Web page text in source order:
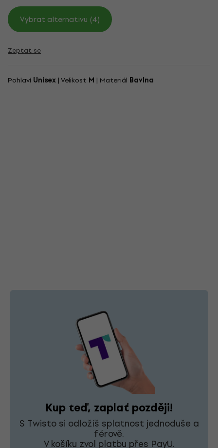
Vybrat alternativu (4)
Zeptat se
Pohlaví Unisex | Velikost M | Materiál Bavlna
Kup teď, zaplať později!
S Twisto si odložíš splatnost jednoduše a
férově.
V košíku zvol platbu přes PayU.